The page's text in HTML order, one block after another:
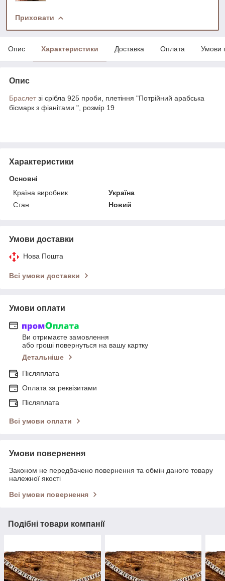
Приховати
Опис Характеристики Доставка Оплата Умови
Опис
Браслетзі срібла 925 проби, плетіння "Потрійний арабська
бісмарк з фіанітами ", розмір 19
Характеристики
Основні
Країна виробник
Україна
Стан
Новий
Умови доставки
Нова Пошта
Всі умови доставки
Умови оплати
Ви отримаєте замовлення
або гроші повернуться на вашу картку
Детальніше
Післяплата
Оплата за реквізитами
Післяплата
Всі умови оплати
Умови повернення
Законом не передбачено повернення та обмін даного товару
належної якості
Всі умови повернення
Подібні товари компанії